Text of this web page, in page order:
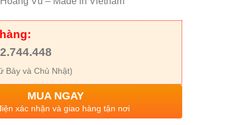
Bảy và Chủ Nhật)
MUA NGAY
xác nhận và giao hàng tận nơi